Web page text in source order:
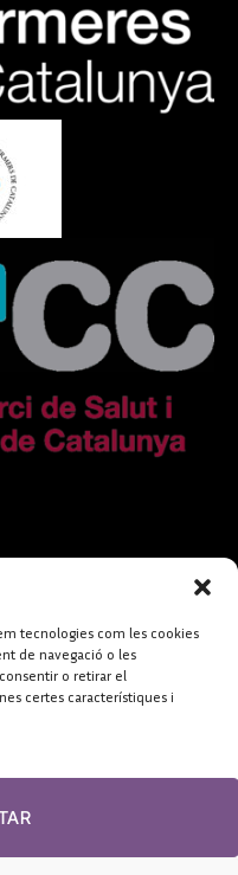
tecnologies com les cookies
de navegació o les
o retirar el
certes característiques i